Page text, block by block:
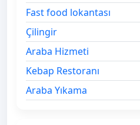
Fast food lokantası
Çilingir
Araba Hizmeti
Kebap Restoranı
Araba Yıkama